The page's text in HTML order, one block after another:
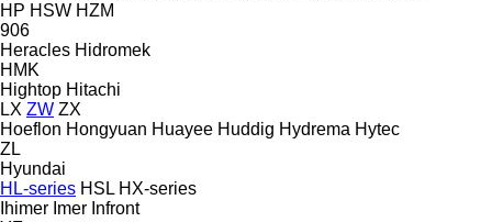
HP HSW HZM
906
Heracles Hidromek
HMK
Hightop Hitachi
LX ZW ZX
Hoeflon Hongyuan Huayee Huddig Hydrema Hytec
ZL
Hyundai
HL-series HSL HX-series
Ihimer Imer Infront